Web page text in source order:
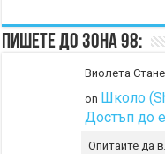
Пишете до Зона 98:
Виолета
on Школо
Достъп до
Опитайте да